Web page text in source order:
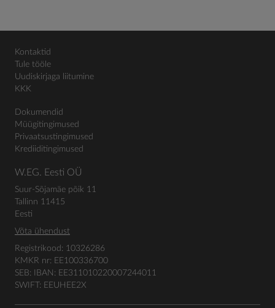
Kontaktid
Tule tööle
Uudiskirjaga liitumine
KKK
Dokumendid
Müügitingimused
Privaatsustingimused
Krediiditingimused
W.EG. Eesti OÜ
Suur-Sõjamäe põik 11
Tallinn 11415
Eesti
Võta ühendust
Registrikood: 10326286
KMKR nr: EE100336700
SEB: IBAN: EE311010220007244011
SWIFT: EEUHEE2X